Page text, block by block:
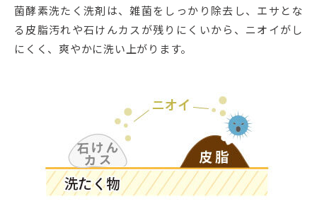
菌酵素洗たく洗剤は、雑菌をしっかり除去し、エサとな
る皮脂汚れや石けんカスが残りにくいから、ニオイがし
にくく、爽やかに洗い上がります。